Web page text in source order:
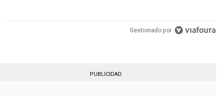
Gestionado por
PUBLICIDAD